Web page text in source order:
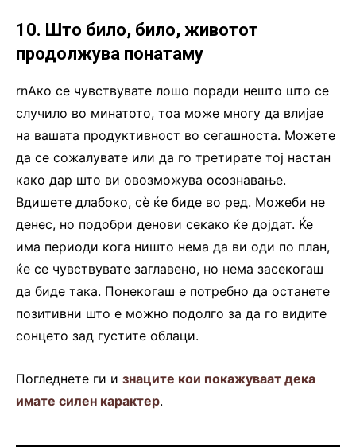
10. Што било, било, животот
продолжува понатаму
rnАко се чувствувате лошо поради нешто што се
случило во минатото, тоа може многу да влијае
на вашата продуктивност во сегашноста. Можете
да се сожалувате или да го третирате тој настан
како дар што ви овозможува осознавање.
Вдишете длабоко, сè ќе биде во ред. Можеби не
денес, но подобри денови секако ќе дојдат. Ќе
има периоди кога ништо нема да ви оди по план,
ќе се чувствувате заглавено, но нема засекогаш
да биде така. Понекогаш е потребно да останете
позитивни што е можно подолго за да го видите
сонцето зад густите облаци.
Погледнете ги и знаците кои покажуваат дека
имате силен карактер.